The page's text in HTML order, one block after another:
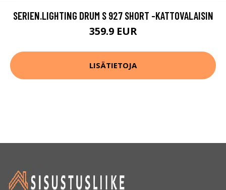
SERIEN.LIGHTING DRUM S 927 SHORT -KATTOVALAISIN
359.9 EUR
LISÄTIETOJA